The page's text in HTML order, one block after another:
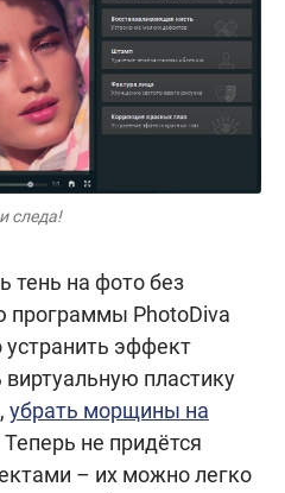
следа!
тень на фото без
программы PhotoDiva
эффект
пластику
убрать морщины на
не придётся
– их можно легко